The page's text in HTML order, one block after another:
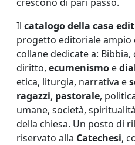
Il catalogo della casa
progetto editoriale ampio
collane dedicate a:
diritto, ecumenismo e
etica, liturgia, narrativa e
ragazzi, pastorale,
umane, società,
della chiesa. Un posto di
riservato alla Catechesi,